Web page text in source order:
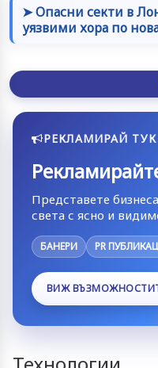
➤ Опасни секти в
уязвими хора по
РЕКЛАМИРАЙ ТУК
Представете
света с ясно и
БАНЕРИ PR
ВИЖ